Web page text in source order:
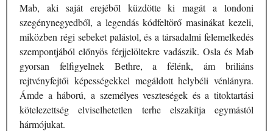
Mab, aki saját erejéből küzdötte ki magát a londoni
szegénynegyedből, a legendás kódfeltörő masinákat kezeli,
miközben régi sebeket palástol, és a társadalmi felemelkedés
szempontjából előnyös férjjelöltekre vadászik. Osla és Mab
gyorsan felfigyelnek Bethre, a félénk, ám briliáns
rejtvényfejtői képességekkel megáldott helybéli vénlányra.
Ámde a háború, a személyes veszteségek és a titoktartási
kötelezettség elviselhetetlen terhe elszakítja egymástól
hármójukat.